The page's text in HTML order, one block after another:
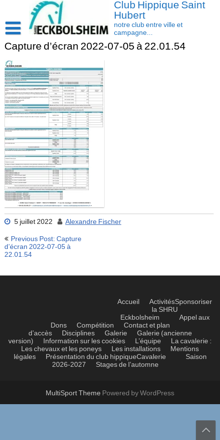
Club Hippique Saint
Hubert
notre club entre ville et
campagne...
Accueil
Saison 2026-2027
Les actus
Cavasoft client
Présentation
Les installations
La cavalerie : Les chevaux et les poneys
Disciplines
Compétition
Contact/accès
Capture d’écran 2022-07-05 à 22.01.54
5 juillet 2022 Alexandre Fischer
Navigation
de
Previous Post: Capture
d’écran 2022-07-05 à
22.01.54
Accueil ActivitésSponsoriser
la SHRU
Eckbolsheim
Appel aux
Dons
Compétition
Contact et plan
d’accès
Disciplines Galerie
Galerie (ancienne
version)
Information sur les cookies L’équipe
La cavalerie :
Les chevaux et les poneys
Les installations
Mentions
légales
Présentation du club hippiqueCavalerie
Saison
2026-2027
Stages de l’automne
MultiSport Theme Powered by WordPress